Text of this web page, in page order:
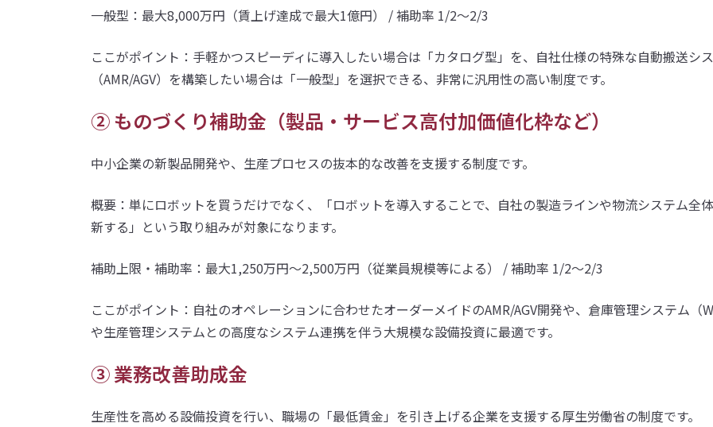
一般型：最大8,000万円（賃上げ達成で最大1億円） / 補助率 1/2〜2/3
ここがポイント：手軽かつスピーディに導入したい場合は「カタログ型」を、自社仕様の特殊な自動搬送シ
（AMR/AGV）を構築したい場合は「一般型」を選択できる、非常に汎用性の高い制度です。
② ものづくり補助金（製品・サービス高付加価値化枠など）
中小企業の新製品開発や、生産プロセスの抜本的な改善を支援する制度です。
概要：単にロボットを買うだけでなく、「ロボットを導入することで、自社の製造ラインや物流システム全
新する」という取り組みが対象になります。
補助上限・補助率：最大1,250万円〜2,500万円（従業員規模等による） / 補助率 1/2〜2/3
ここがポイント：自社のオペレーションに合わせたオーダーメイドのAMR/AGV開発や、倉庫管理システム（
や生産管理システムとの高度なシステム連携を伴う大規模な設備投資に最適です。
③ 業務改善助成金
生産性を高める設備投資を行い、職場の「最低賃金」を引き上げる企業を支援する厚生労働省の制度です。